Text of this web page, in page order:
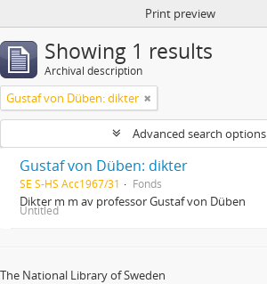
Print preview
Showing 1 results
Archival description
Gustaf von Düben: dikter
Advanced search options
Gustaf von Düben: dikter
SE S-HS Acc1967/31 Fonds
Dikter m m av professor Gustaf von Düben
Untitled
The National Library of Sweden